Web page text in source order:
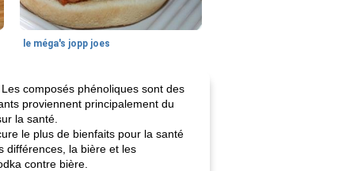
le méga's jopp joes
composés phénoliques sont des
proviennent principalement du
la santé.
le plus de bienfaits pour la santé
différences, la bière et les
contre bière.